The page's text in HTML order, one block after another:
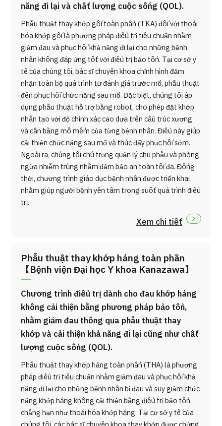
năng đi lại và chất lượng cuộc sống (QOL).
Phẫu thuật thay khớp gối toàn phần (TKA) đối với thoái
hóa khớp gối là phương pháp điều trị tiêu chuẩn nhằm
giảm đau và phục hồi khả năng đi lại cho những bệnh
nhân không đáp ứng tốt với điều trị bảo tồn. Tại cơ sở y
tế của chúng tôi, bác sĩ chuyên khoa chỉnh hình đảm
nhận toàn bộ quá trình từ đánh giá trước mổ, phẫu thuật
đến phục hồi chức năng sau mổ. Đặc biệt, chúng tôi áp
dụng phẫu thuật hỗ trợ bằng robot, cho phép đặt khớp
nhân tạo với độ chính xác cao dựa trên cấu trúc xương
và cân bằng mô mềm của từng bệnh nhân. Điều này giúp
cải thiện chức năng sau mổ và thúc đẩy phục hồi sớm.
Ngoài ra, chúng tôi chú trọng quản lý chu phẫu và phòng
ngừa nhiễm trùng nhằm đảm bảo an toàn tối đa. Đồng
thời, chương trình giáo dục bệnh nhân được triển khai
nhằm giúp người bệnh yên tâm trong suốt quá trình điều
trị.
Xem chi tiết
Phẫu thuật thay khớp háng toàn phần
【Bệnh viện Đại học Y khoa Kanazawa】
Chương trình điều trị dành cho đau khớp háng
không cải thiện bằng phương pháp bảo tồn,
nhằm giảm đau thông qua phẫu thuật thay
khớp và cải thiện khả năng đi lại cũng như chất
lượng cuộc sống (QOL).
Phẫu thuật thay khớp háng toàn phần (THA) là phương
pháp điều trị tiêu chuẩn nhằm giảm đau và phục hồi khả
năng đi lại cho những bệnh nhân bị đau và suy giảm chức
năng khớp háng không cải thiện bằng điều trị bảo tồn,
chẳng hạn như thoái hóa khớp háng. Tại cơ sở y tế của